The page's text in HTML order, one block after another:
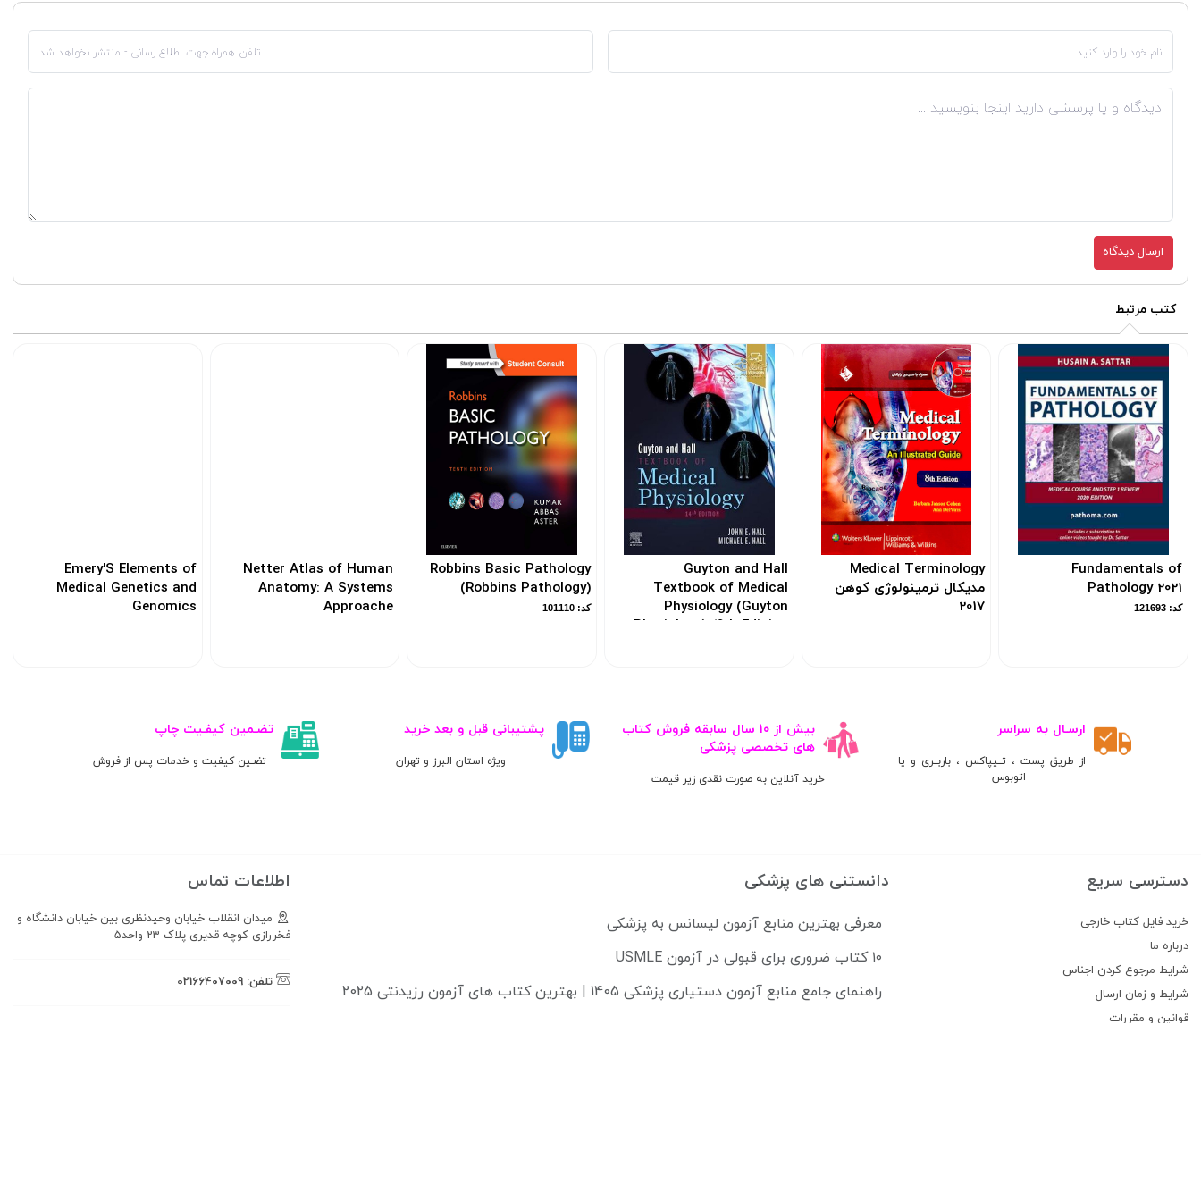
ارسال دیدگاه
کتب مرتبط
Fundamentals of
Pathology 2021
کد: 121693
Medical Terminology
مدیکال ترمینولوژی کوهن
2017
Guyton and Hall
Textbook of Medical
Physiology (Guyton
Physiology) 14th Edicion
Robbins Basic Pathology
(Robbins Pathology)
کد: 101110
Netter Atlas of Human
Anatomy: A Systems
Approache
Emery'S Elements of
Medical Genetics and
Genomics
ارسـال به سراسر
از طریق پست ، تــیپاکس ، باربــری و یا
اتوبوس
بیش از ۱۰ سال سابقه فروش کتاب‌
های تخصصی پزشکی
خرید آنلاین به صورت نقدی زیر قیمت
پشتیبانی قبل و بعد خرید
ویژه استان البرز و تهران
تضـمین کیفـیت چاپ
تضـین کیفیت و خدمات پس از فروش
دسترسی سریع
خرید فایل کتاب خارجی
درباره ما
شرایط مرجوع کردن اجناس
شرایط و زمان ارسال
قوانین و مقررات
دانستنی های پزشکی
معرفی بهترین منابع آزمون لیسانس به پزشکی
۱۰ کتاب ضروری برای قبولی در آزمون USMLE
راهنمای جامع منابع آزمون دستیاری پزشکی 1405 | بهترین کتاب های آزمون رزیدنتی 2025
اطلاعات تماس
میدان انقلاب خیابان وحیدنظری بین خیابان دانشگاه و
فخررازی کوچه قدیری پلاک 23 واحد5
تلفن: 02166407009